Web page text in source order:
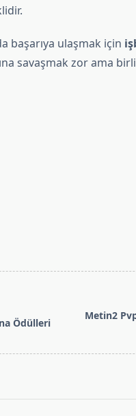
başarıya ulaşmak için
savaşmak zor ama
Ödülleri
Metin2